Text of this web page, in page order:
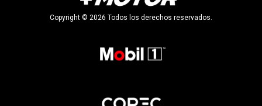
Copyright © 2026 Todos los derechos reservados.